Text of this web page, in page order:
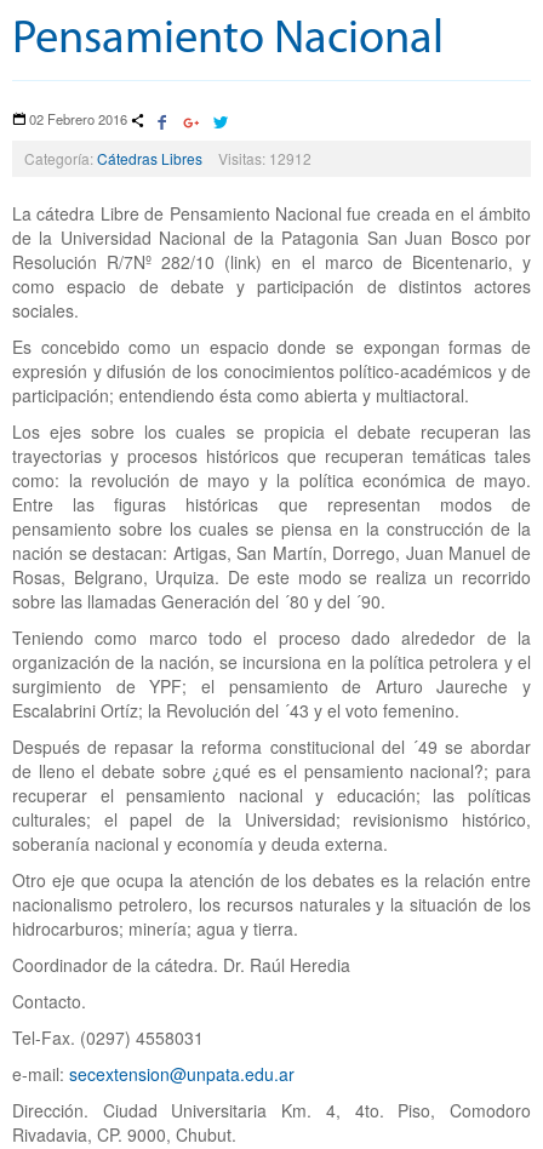
Pensamiento Nacional
02 Febrero 2016
Categoría:Cátedras Libres Visitas: 12912
La cátedra Libre de Pensamiento Nacional fue creada en el ámbito
de la Universidad Nacional de la Patagonia San Juan Bosco por
Resolución R/7Nº 282/10 (link) en el marco de Bicentenario, y
como espacio de debate y participación de distintos actores
sociales.
Es concebido como un espacio donde se expongan formas de
expresión y difusión de los conocimientos político-académicos y de
participación; entendiendo ésta como abierta y multiactoral.
Los ejes sobre los cuales se propicia el debate recuperan las
trayectorias y procesos históricos que recuperan temáticas tales
como: la revolución de mayo y la política económica de mayo.
Entre las figuras históricas que representan modos de
pensamiento sobre los cuales se piensa en la construcción de la
nación se destacan: Artigas, San Martín, Dorrego, Juan Manuel de
Rosas, Belgrano, Urquiza. De este modo se realiza un recorrido
sobre las llamadas Generación del ´80 y del ´90.
Teniendo como marco todo el proceso dado alrededor de la
organización de la nación, se incursiona en la política petrolera y el
surgimiento de YPF; el pensamiento de Arturo Jaureche y
Escalabrini Ortíz; la Revolución del ´43 y el voto femenino.
Después de repasar la reforma constitucional del ´49 se abordar
de lleno el debate sobre ¿qué es el pensamiento nacional?; para
recuperar el pensamiento nacional y educación; las políticas
culturales; el papel de la Universidad; revisionismo histórico,
soberanía nacional y economía y deuda externa.
Otro eje que ocupa la atención de los debates es la relación entre
nacionalismo petrolero, los recursos naturales y la situación de los
hidrocarburos; minería; agua y tierra.
Coordinador de la cátedra. Dr. Raúl Heredia
Contacto.
Tel-Fax. (0297) 4558031
e-mail: secextension@unpata.edu.ar
Dirección. Ciudad Universitaria Km. 4, 4to. Piso, Comodoro
Rivadavia, CP. 9000, Chubut.